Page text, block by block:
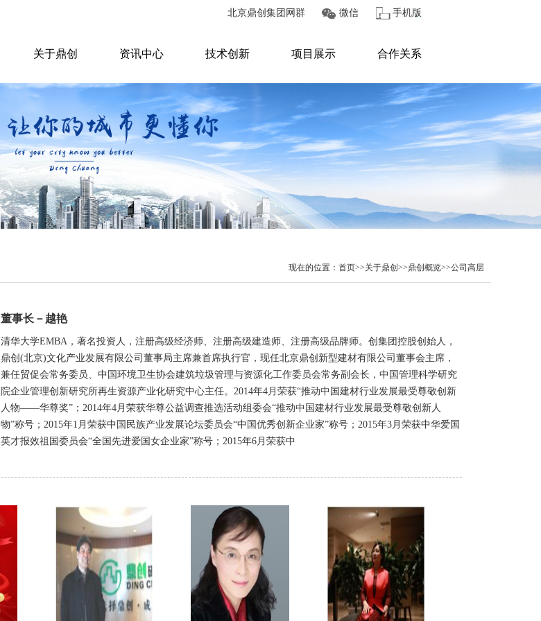
北京鼎创集团网群 微信 手机版
关于鼎创 资讯中心 技术创新 项目展示 合作关系
现在的位置： 首页>>关于鼎创 >>鼎创概览>>公司高层
董事长－越艳
清华大学EMBA，著名投资人，注册高级经济师、注册高级建造师、注册高级品牌师。创集团控股创始人，
鼎创(北京)文化产业发展有限公司董事局主席兼首席执行官，现任北京鼎创新型建材有限公司董事会主席，
兼任贸促会常务委员、中国环境卫生协会建筑垃圾管理与资源化工作委员会常务副会长，中国管理科学研究
院企业管理创新研究所再生资源产业化研究中心主任。2014年4月荣获“推动中国建材行业发展最受尊敬创新
人物——华尊奖”；2014年4月荣获华尊公益调查推选活动组委会“推动中国建材行业发展最受尊敬创新人
物”称号；2015年1月荣获中国民族产业发展论坛委员会“中国优秀创新企业家”称号；2015年3月荣获中华爱国
英才报效祖国委员会“全国先进爱国女企业家”称号；2015年6月荣获中